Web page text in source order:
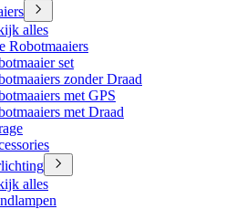
alles
Robotmaaiers
set
zonder Draad
met GPS
met Draad
alles